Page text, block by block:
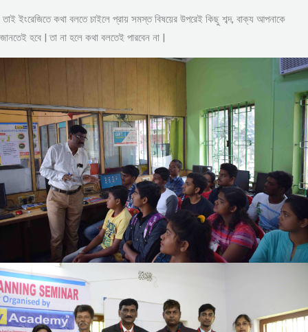
তাই ইংরেজিতে কথা বলতে চাইলে প্রায় সমস্ত বিষয়ের উপরেই কিছু শব্দ, বাক্য আপনাকে
জানতেই হবে | তা না হলে কথা বলতেই পারবেন না |